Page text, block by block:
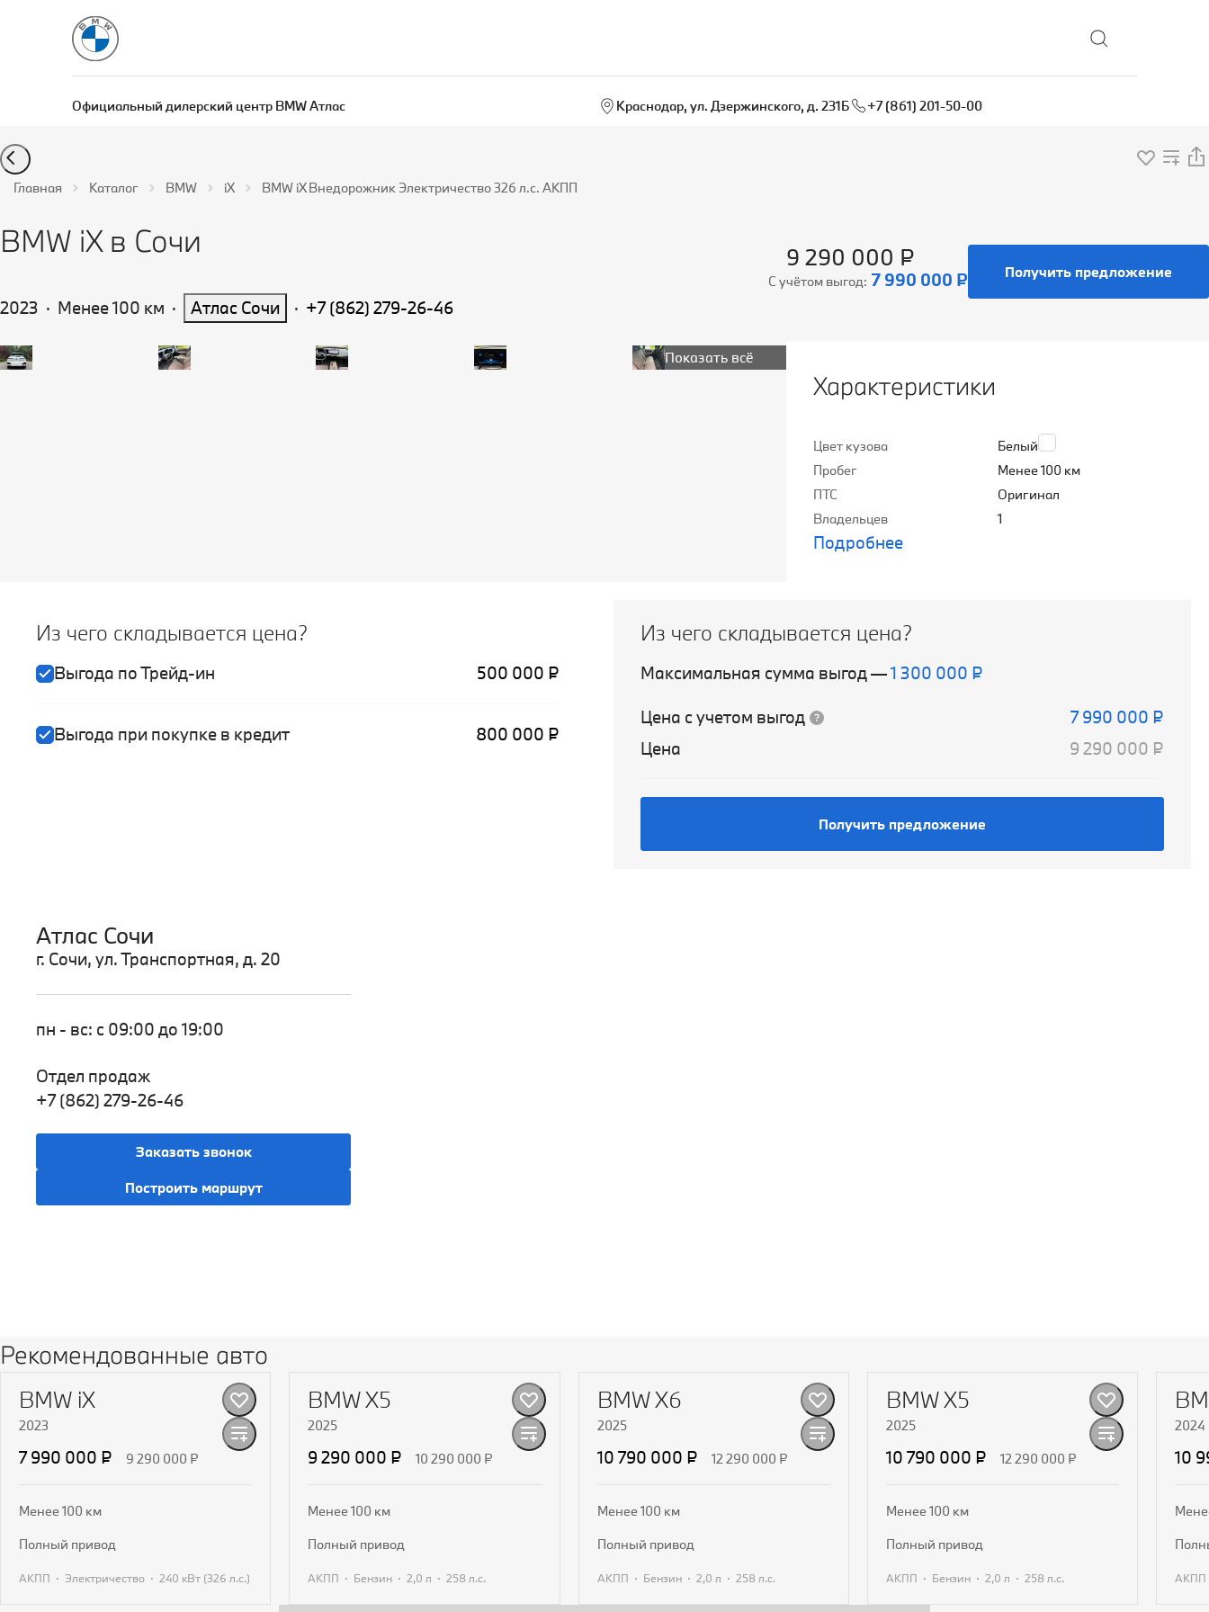
Официальный дилерский центр BMW Атлас +7 (861) 201-50-00
Краснодар, ул. Дзержинского, д. 231Б
Главная Каталог BMW iX BMW iX Внедорожник Электричество 326 л.с. АКПП
BMW iX в Сочи
2023 · Менее 100 км · Атлас Сочи · +7 (862) 279-26-46
9 290 000 ₽
С учётом выгод: 7 990 000 ₽ Получить предложение
Показать всё
Характеристики
Цвет кузова
Белый
Пробег
Менее 100 км
ПТС
Оригинал
Владельцев
1
Подробнее
Из чего складывается цена?
500 000 ₽
Выгода по Трейд-ин
800 000 ₽
Выгода при покупке в кредит
Из чего складывается цена?
Максимальная сумма выгод—1 300 000 ₽
Цена с учетом выгод
7 990 000 ₽
Цена
9 290 000 ₽
Получить предложение
Атлас Сочи
г. Сочи, ул. Транспортная, д. 20
пн - вс: с 09:00 до 19:00
Отдел продаж
+7 (862) 279-26-46
Заказать звонок
Построить маршрут
Рекомендованные авто
BMW iX
2023
7 990 000 ₽ 9 290 000 ₽
Менее 100 км
полный привод
АКПП · Электричество · 240 кВт (326 л.с.)
BMW X5
2025
9 290 000 ₽ 10 290 000 ₽
Менее 100 км
полный привод
АКПП · Бензин · 2,0 л · 258 л.с.
BMW X6
2025
10 790 000 ₽ 12 290 000 ₽
Менее 100 км
полный привод
АКПП · Бензин· 2,0 л · 258 л.с.
BMW X5
2025
10 790 000 ₽ 12 290 000 ₽
Менее 100 км
полный привод
АКПП · Бензин· 2,0 л · 258 л.с.
2024
10
АКПП